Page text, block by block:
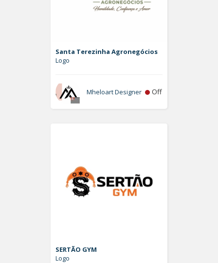
Santa Terezinha Agronegócios
Logo
Mheloart Designer Off
SERTÃO GYM
Logo